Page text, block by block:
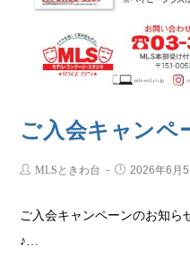
ご入会キャンペ
MLSときわ台 2026年6月5
ご入会キャンペーンのお知ら
♪…